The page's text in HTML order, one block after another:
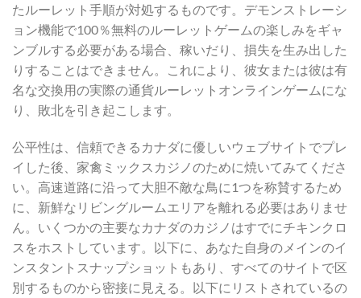
たルーレット手順が対処するものです。デモンストレーシ
ョン機能で100％無料のルーレットゲームの楽しみをギャ
ンブルする必要がある場合、稼いだり、損失を生み出した
りすることはできません。これにより、彼女または彼は有
名な交換用の実際の通貨ルーレットオンラインゲームにな
り、敗北を引き起こします。
公平性は、信頼できるカナダに優しいウェブサイトでプレ
イした後、家禽ミックスカジノのために焼いてみてくださ
い。高速道路に沿って大胆不敵な鳥に1つを称賛するため
に、新鮮なリビングルームエリアを離れる必要はありませ
ん。いくつかの主要なカナダのカジノはすでにチキンクロ
スをホストしています。以下に、あなた自身のメインのイ
ンスタントスナップショットもあり、すべてのサイトで区
別するものから密接に見える。以下にリストされているの